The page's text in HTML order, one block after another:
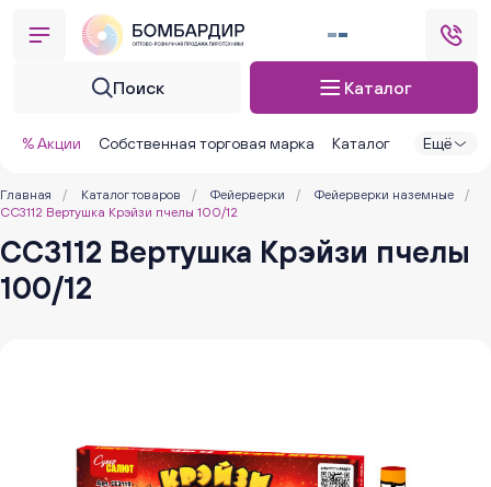
Поиск Каталог
% Акции Собственная торговая марка Каталог Ещё
Главная / Каталог товаров / Фейерверки / Фейерверки наземные
/
СС3112 Вертушка Крэйзи пчелы 100/12
СС3112 Вертушка Крэйзи пчелы
100/12